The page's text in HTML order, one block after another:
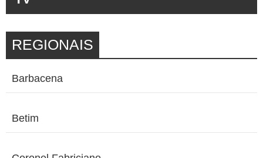
REGIONAIS
Barbacena
Betim